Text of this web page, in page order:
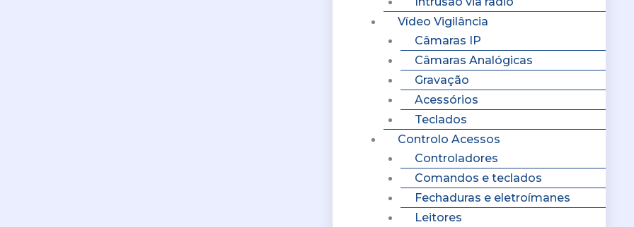
Vídeo Vigilância
Câmaras IP
Câmaras Analógicas
Gravação
Acessórios
Teclados
Controlo Acessos
Controladores
Comandos e teclados
Fechaduras e eletroímanes
Leitores